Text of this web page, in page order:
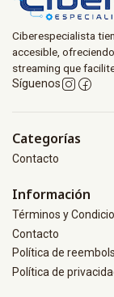
Ciberespecialista
accesible,
streaming que
Síguenos
Categorías
Contacto
Información
Términos y
Contacto
Política de
Política de